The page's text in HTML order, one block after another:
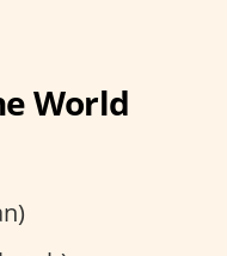
World